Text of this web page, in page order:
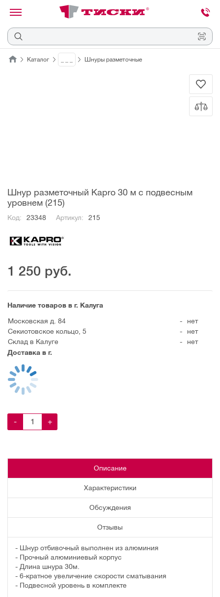
Отмена
Каталог Шнуры разметочные
Шнур разметочный Kapro 30 м с подвесным
уровнем (215)
Код: 23348 Артикул: 215
1 250 руб.
Наличие товаров в г. Калуга
Московская д. 84
-
нет
Секиотовское кольцо, 5
-
нет
Склад в Калуге
-
нет
Доставка в г.
- +
Описание
Характеристики
Обсуждения
Отзывы
- Шнур отбивочный выполнен из алюминия
- Прочный алюминиевый корпус
- Длина шнура 30м.
- 6-кратное увеличение скорости сматывания
- Подвесной уровень в комплекте